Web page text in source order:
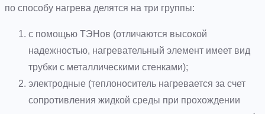
по способу нагрева делятся на три группы:
с помощью ТЭНов (отличаются высокой
надежностью, нагревательный элемент имеет вид
трубки с металлическими стенками);
электродные (теплоноситель нагревается за счет
сопротивления жидкой среды при прохождении